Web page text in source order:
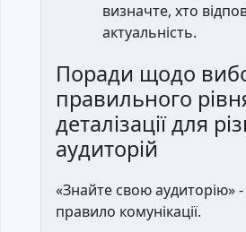
визначте, хто
актуальність.
Поради щодо
правильного
деталізації для
аудиторій
«Знайте свою аудиторію»
правило комунікації.